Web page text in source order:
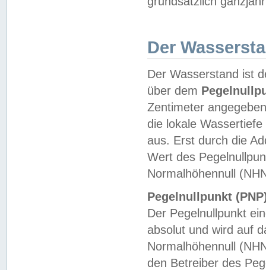
Der
Der Wasserstand ist
über dem
Zentimeter
die lokale
aus. Erst durch die
Wert des
Normalhöhennull
Pegelnullpunkt
Der Pegelnullpunkt
absolut und wird auf
Normalhöhennull
den Betreiber des